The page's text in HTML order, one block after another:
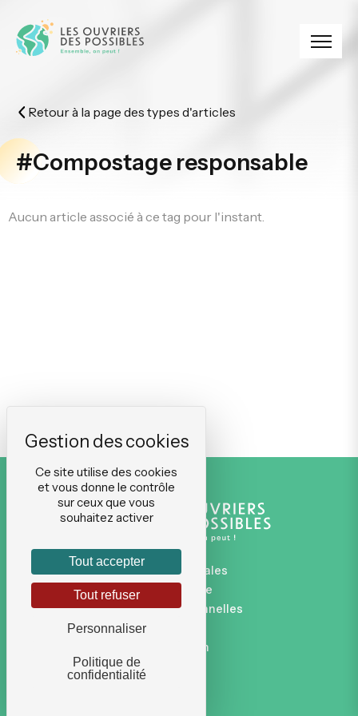
Retour à la page des types d'articles
#Compostage responsable
Aucun article associé à ce tag pour l'instant.
Mentions légales
Plan du site
Données personnelles
Connexion
Ce site utilise des cookies
et vous donne le contrôle
sur ceux que vous
souhaitez activer
Tout accepter
Tout refuser
Personnaliser
Politique de
confidentialité